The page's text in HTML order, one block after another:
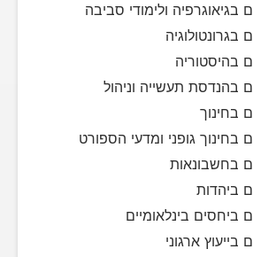
בגיאוגרפיה ולימודי סביבה
בגרונטולוגיה
בהיסטוריה
בהנדסת תעשייה וניהול
בחינוך
בחינוך גופני ומדעי הספורט
בחשבונאות
ביהדות
ביחסים בינלאומיים
ארגוני